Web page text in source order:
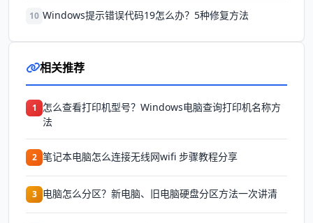
10 Windows提示错误代码19怎么办？5种修复方法
相关推荐
1
怎么查看打印机型号？Windows电脑查询打印机名称方
法
2 笔记本电脑怎么连接无线网wifi 步骤教程分享
3 电脑怎么分区？新电脑、旧电脑硬盘分区方法一次讲清